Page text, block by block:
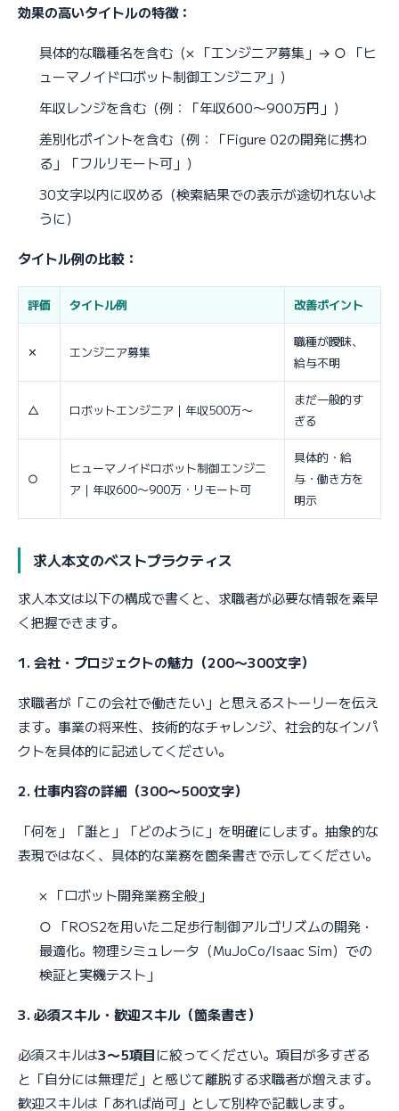
効果の高いタイトルの特徴：
具体的な職種名を含む（× 「エンジニア募集」→ ○ 「ヒ
ューマノイドロボット制御エンジニア」）
年収レンジを含む（例：「年収600〜900万円」）
差別化ポイントを含む（例：「Figure 02の開発に携わ
る」「フルリモート可」）
30文字以内に収める（検索結果での表示が途切れないよ
うに）
タイトル例の比較：
評価 タイトル例 改善ポイント
✕ エンジニア募集
職種が曖昧、
給与不明
△ ロボットエンジニア｜年収500万〜
まだ一般的す
ぎる
○
ヒューマノイドロボット制御エンジニ
ア｜年収600〜900万・リモート可
具体的・給
与・働き方を
明示
求人本文のベストプラクティス
求人本文は以下の構成で書くと、求職者が必要な情報を素早
く把握できます。
1. 会社・プロジェクトの魅力（200〜300文字）
求職者が「この会社で働きたい」と思えるストーリーを伝え
ます。事業の将来性、技術的なチャレンジ、社会的なインパ
クトを具体的に記述してください。
2. 仕事内容の詳細（300〜500文字）
「何を」「誰と」「どのように」を明確にします。抽象的な
表現ではなく、具体的な業務を箇条書きで示してください。
× 「ロボット開発業務全般」
○ 「ROS2を用いた二足歩行制御アルゴリズムの開発・
最適化。物理シミュレータ（MuJoCo/Isaac Sim）での
検証と実機テスト」
3. 必須スキル・歓迎スキル（箇条書き）
必須スキルは3〜5項目に絞ってください。項目が多すぎる
と「自分には無理だ」と感じて離脱する求職者が増えます。
歓迎スキルは「あれば尚可」として別枠で記載します。